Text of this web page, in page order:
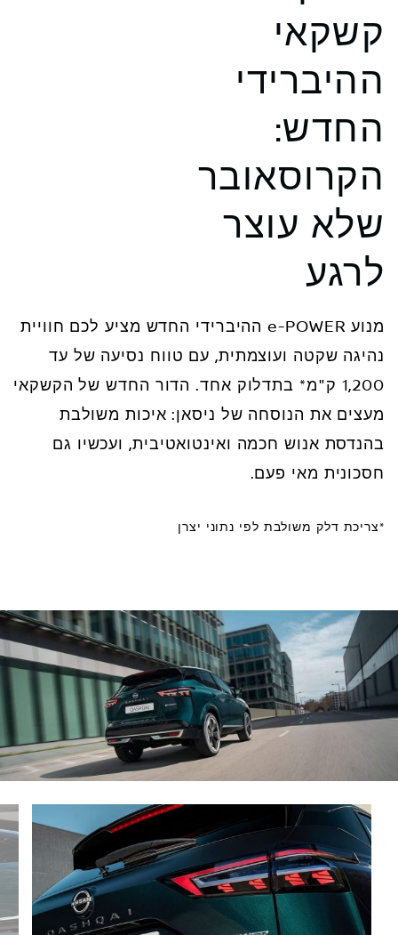
קשקאי
ההיברידי
החדש:
הקרוסאובר
שלא עוצר
לרגע
מנוע e-POWER ההיברידי החדש מציע לכם חוויית
נהיגה שקטה ועוצמתית, עם טווח נסיעה של עד
1,200 ק"מ* בתדלוק אחד. הדור החדש של הקשקאי
מעצים את הנוסחה של ניסאן: איכות משולבת
בהנדסת אנוש חכמה ואינטואטיבית, ועכשיו גם
חסכונית מאי פעם.
*צריכת דלק משולבת לפי נתוני יצרן